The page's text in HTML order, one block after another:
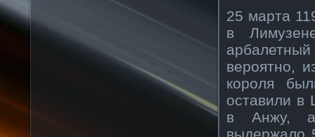
25 марта
в
вероятно,
короля
оставили в
в Анжу, а
выдержало